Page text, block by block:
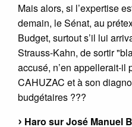
Mais alors, si l’expertise
demain, le Sénat, au
Budget, surtout s’il lui
Strauss-Kahn, de sortir
accusé, n’en appellerait-il
CAHUZAC et à son
budgétaires ???
Haro sur José Manuel